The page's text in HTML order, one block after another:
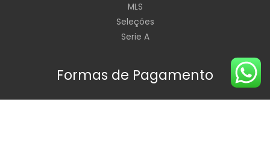
MLS
Seleções
Serie A
Formas de Pagamento